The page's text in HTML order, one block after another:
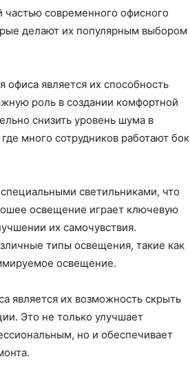
современного офисного
делают их популярным выбором
является их способность
роль в создании комфортной
снизить уровень шума в
много сотрудников работают бок
светильниками, что
освещение играет ключевую
их самочувствия.
типы освещения, такие как
освещение.
является их возможность скрыть
Это не только улучшает
но и обеспечивает